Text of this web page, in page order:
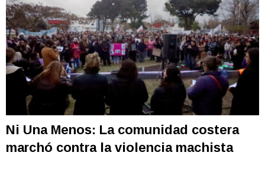
Ni Una Menos: La comunidad costera
marchó contra la violencia machista